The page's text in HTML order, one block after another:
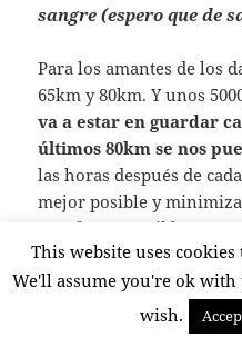
sangre (espero que de
Para los amantes de los
65km y 80km. Y unos
va a estar en guardar
últimos 80km se nos
las horas después de
mejor posible y
más fresco posible.
lo más importante es
importancia supina.
Recorrido pinchando
This website uses
We'll assume you're ok
wish.